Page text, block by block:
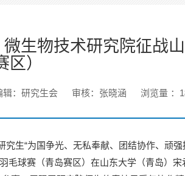
生物技术研究院征战
）
辑：研究生会 审核：张晓涵 浏览量 ：
生“为国争光、无私奉献、团结协作、顽
毛球赛（青岛赛区）在山东大学（青岛）